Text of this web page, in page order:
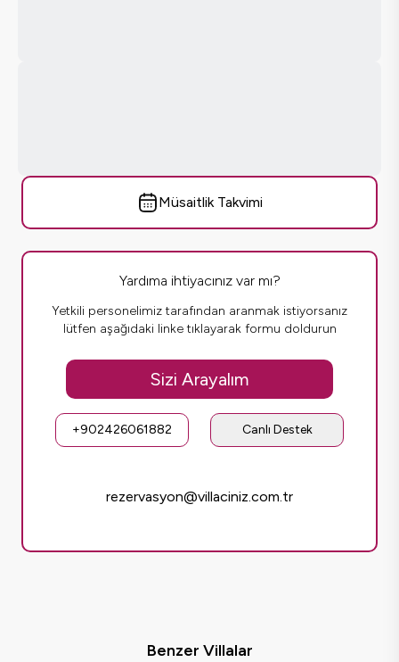
Müsaitlik Takvimi
Yardıma ihtiyacınız var mı?
Yetkili personelimiz tarafından aranmak istiyorsanız
lütfen aşağıdaki linke tıklayarak formu doldurun
Sizi Arayalım
+902426061882 Canlı Destek
rezervasyon@villaciniz.com.tr
Benzer Villalar